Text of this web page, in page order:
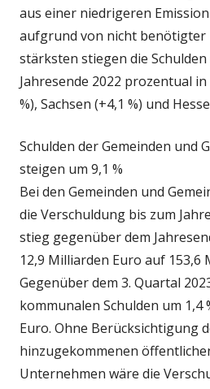
aus einer niedrigeren
aufgrund von nicht benötigter
stärksten stiegen die
Jahresende 2022 prozentual
%), Sachsen (+4,1 %) und
Schulden der Gemeinden und
steigen um 9,1 %
Bei den Gemeinden und
die Verschuldung bis zum
stieg gegenüber dem
12,9 Milliarden Euro auf 153,6
Gegenüber dem 3. Quartal
kommunalen Schulden um 1,4
Euro. Ohne Berücksichtigung
hinzugekommenen
Unternehmen wäre die